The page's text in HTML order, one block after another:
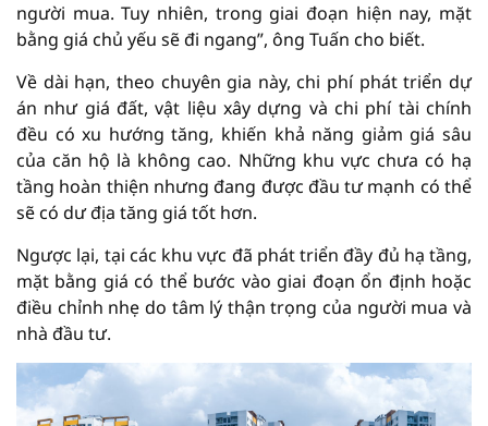
người mua. Tuy nhiên, trong giai đoạn hiện nay, mặt
bằng giá chủ yếu sẽ đi ngang”, ông Tuấn cho biết.
Về dài hạn, theo chuyên gia này, chi phí phát triển dự
án như giá đất, vật liệu xây dựng và chi phí tài chính
đều có xu hướng tăng, khiến khả năng giảm giá sâu
của căn hộ là không cao. Những khu vực chưa có hạ
tầng hoàn thiện nhưng đang được đầu tư mạnh có thể
sẽ có dư địa tăng giá tốt hơn.
Ngược lại, tại các khu vực đã phát triển đầy đủ hạ tầng,
mặt bằng giá có thể bước vào giai đoạn ổn định hoặc
điều chỉnh nhẹ do tâm lý thận trọng của người mua và
nhà đầu tư.